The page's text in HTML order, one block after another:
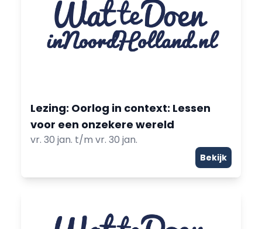
Lezing: Oorlog in context: Lessen
voor een onzekere wereld
vr. 30 jan. t/m vr. 30 jan.
Bekijk